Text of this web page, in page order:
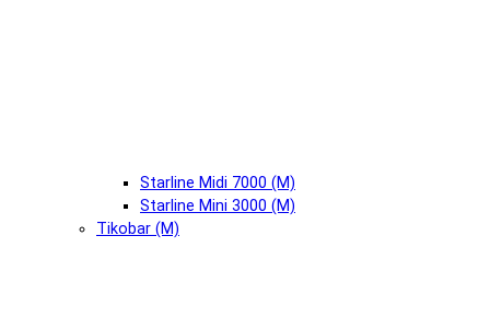
Starline Midi 7000 (М)
Starline Mini 3000 (М)
Tikobar (М)